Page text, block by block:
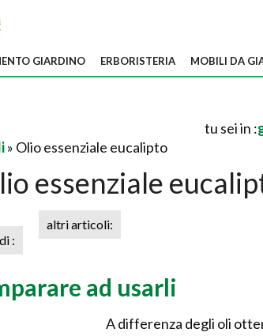
GIARDINO ERBORISTERIA MOBILI DA
tu sei in :
» Olio essenziale eucalipto
essenziale
:
altri articoli:
ad usarli
A differenza degli oli